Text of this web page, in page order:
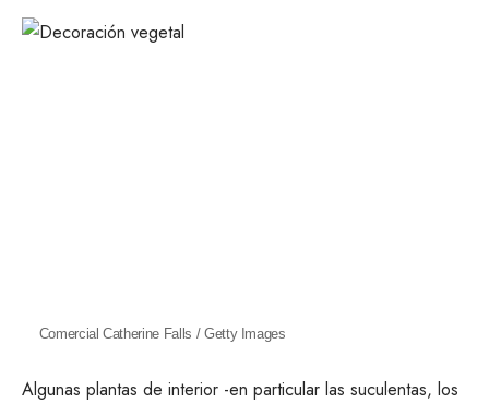
Comercial Catherine Falls / Getty Images
Algunas plantas de interior -en particular las suculentas, los